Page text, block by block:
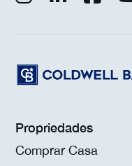
Propriedades
Comprar Casa